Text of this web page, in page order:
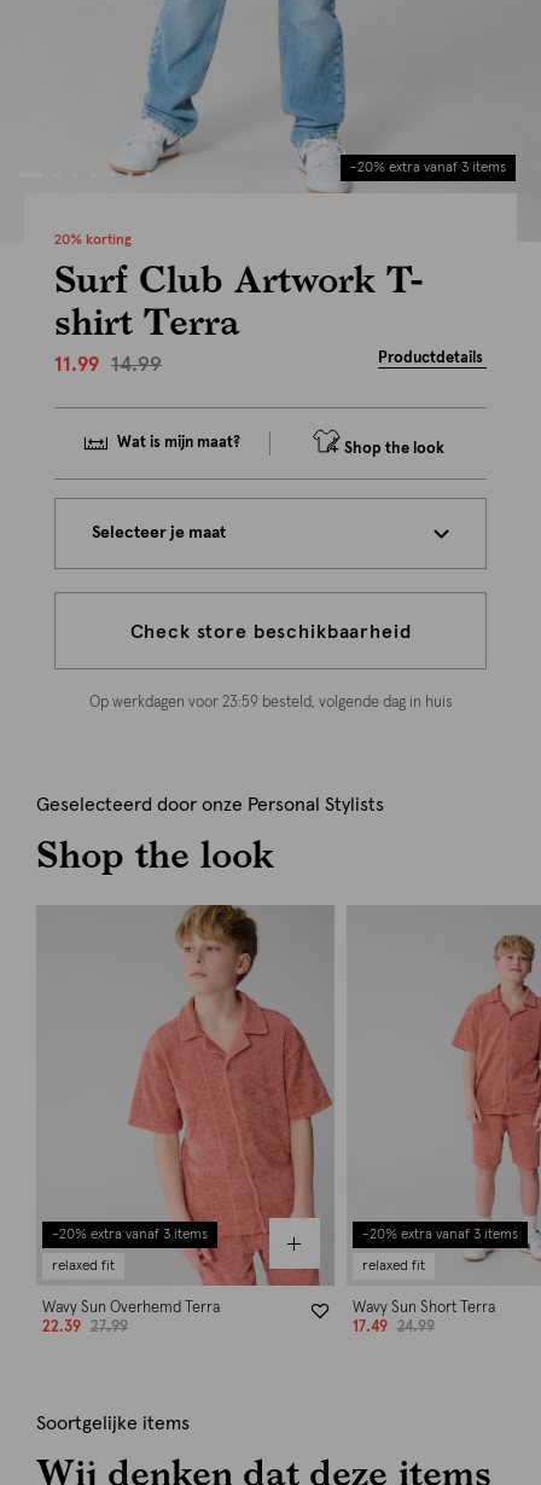
-20% extra vanaf 3 items
20% korting
Surf Club Artwork T-
shirt Terra
11.99 14.99 Productdetails
Wat is mijn maat? Shop the look
Selecteer je maat
Check store beschikbaarheid
Op werkdagen voor 23:59 besteld, volgende dag in huis
Geselecteerd door onze Personal Stylists
Shop the look
-20% extra vanaf 3 items
relaxed fit
Wavy Sun Overhemd Terra
22.39
27.99
-20% extra vanaf 3 items
relaxed fit
Wavy Sun Short Terra
17.49
24.99
Soortgelijke items
Wij denken dat deze items